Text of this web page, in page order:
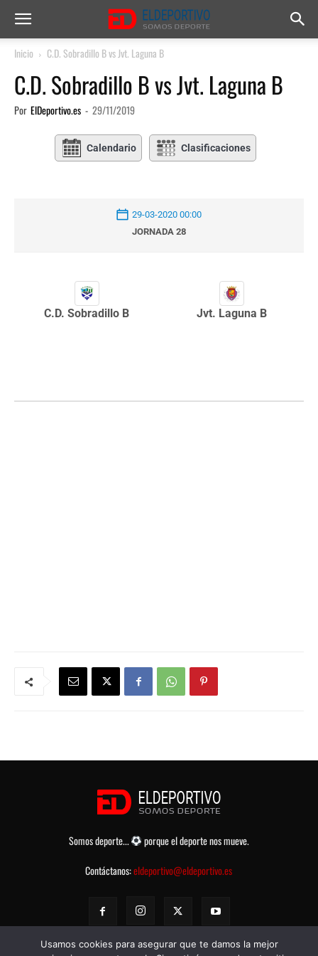
Inicio C.D. Sobradillo B vs Jvt. Laguna B
C.D. Sobradillo B vs Jvt. Laguna B
Por ElDeportivo.es - 29/11/2019
Calendario Clasificaciones
29-03-2020 00:00
JORNADA 28
C.D. Sobradillo B Jvt. Laguna B
Somos deporte...
porque el deporte nos mueve.
Contáctanos:eldeportivo@eldeportivo.es
Usamos cookies para asegurar que te damos la mejor